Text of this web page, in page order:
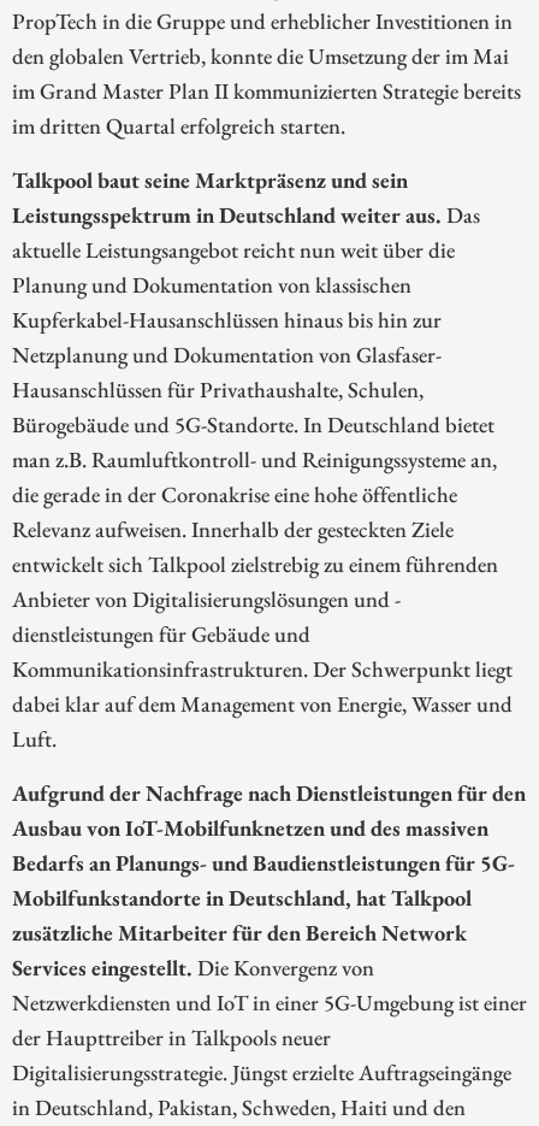
PropTech in die Gruppe und erheblicher Investitionen in
den globalen Vertrieb, konnte die Umsetzung der im Mai
im Grand Master Plan II kommunizierten Strategie bereits
im dritten Quartal erfolgreich starten.
Talkpool baut seine Marktpräsenz und sein
Leistungsspektrum in Deutschland weiter aus. Das
aktuelle Leistungsangebot reicht nun weit über die
Planung und Dokumentation von klassischen
Kupferkabel-Hausanschlüssen hinaus bis hin zur
Netzplanung und Dokumentation von Glasfaser-
Hausanschlüssen für Privathaushalte, Schulen,
Bürogebäude und 5G-Standorte. In Deutschland bietet
man z.B. Raumluftkontroll- und Reinigungssysteme an,
die gerade in der Coronakrise eine hohe öffentliche
Relevanz aufweisen. Innerhalb der gesteckten Ziele
entwickelt sich Talkpool zielstrebig zu einem führenden
Anbieter von Digitalisierungslösungen und -
dienstleistungen für Gebäude und
Kommunikationsinfrastrukturen. Der Schwerpunkt liegt
dabei klar auf dem Management von Energie, Wasser und
Luft.
Aufgrund der Nachfrage nach Dienstleistungen für den
Ausbau von IoT-Mobilfunknetzen und des massiven
Bedarfs an Planungs- und Baudienstleistungen für 5G-
Mobilfunkstandorte in Deutschland, hat Talkpool
zusätzliche Mitarbeiter für den Bereich Network
Services eingestellt. Die Konvergenz von
Netzwerkdiensten und IoT in einer 5G-Umgebung ist einer
der Haupttreiber in Talkpools neuer
Digitalisierungsstrategie. Jüngst erzielte Auftragseingänge
in Deutschland, Pakistan, Schweden, Haiti und den